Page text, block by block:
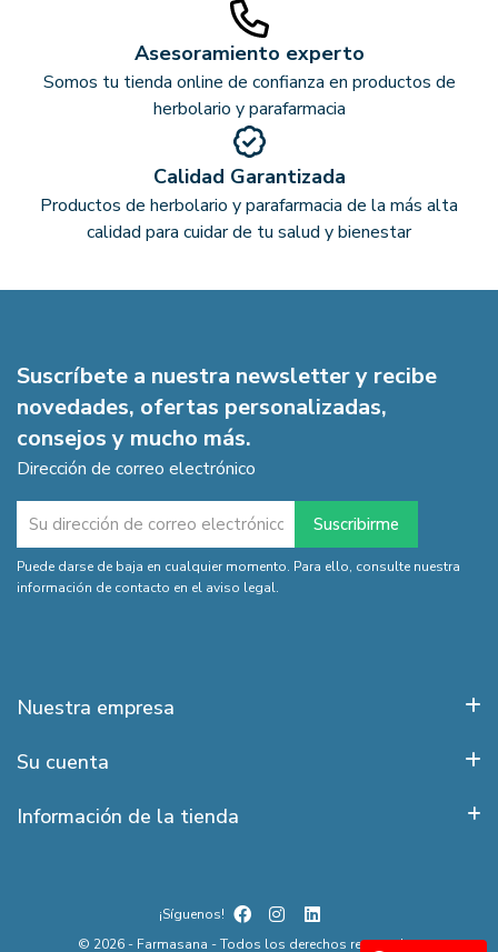
Asesoramiento experto
Somos tu tienda online de confianza en productos de
herbolario y parafarmacia
Calidad Garantizada
Productos de herbolario y parafarmacia de la más alta
calidad para cuidar de tu salud y bienestar
Suscríbete a nuestra newsletter y recibe
novedades, ofertas personalizadas,
consejos y mucho más.
Dirección de correo electrónico
Puede darse de baja en cualquier momento. Para ello, consulte nuestra
información de contacto en el aviso legal.
Nuestra empresa
Su cuenta
Información de la tienda
© 2026 - Farmasana - Todos los derechos reservados
¡Síguenos!